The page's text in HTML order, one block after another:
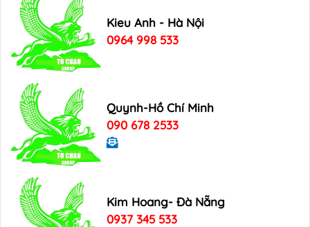
Kieu Anh - Hà Nội
0964 998 533
Quynh-Hồ Chí Minh
090 678 2533
Kim Hoang- Đà Nẵng
0937 345 533